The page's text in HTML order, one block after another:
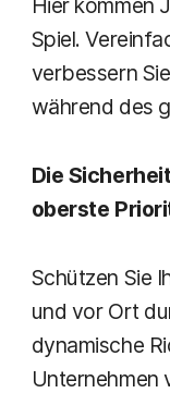
Spiel.
verbessern
während des
Die
oberste
Schützen Sie
und vor Ort
dynamische
Unternehmen